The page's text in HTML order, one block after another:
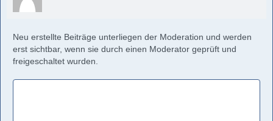
Neu erstellte Beiträge unterliegen der Moderation und werden
erst sichtbar, wenn sie durch einen Moderator geprüft und
freigeschaltet wurden.